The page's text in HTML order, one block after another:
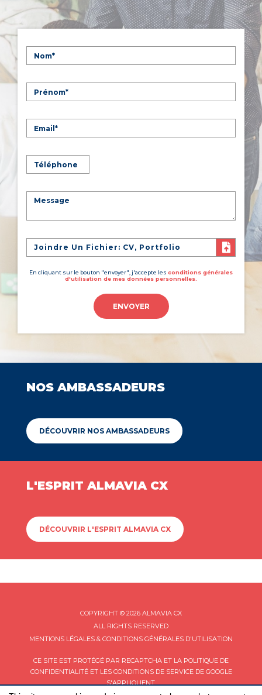
Joindre Un Fichier: CV, Portfolio
En cliquant sur le bouton "envoyer", j'accepte les conditions générales
d'utilisation de mes données personnelles.
ENVOYER
NOS AMBASSADEURS
DÉCOUVRIR NOS AMBASSADEURS
L'ESPRIT ALMAVIA CX
DÉCOUVRIR L'ESPRIT ALMAVIA CX
COPYRIGHT © 2026 ALMAVIA CX
ALL RIGHTS RESERVED
MENTIONS LÉGALES & CONDITIONS GÉNÉRALES D'UTILISATION
CE SITE EST PROTÉGÉ PAR RECAPTCHA ET LA POLITIQUE DE
CONFIDENTIALITÉET LES CONDITIONS DE SERVICEDE GOOGLE
S'APPLIQUENT.